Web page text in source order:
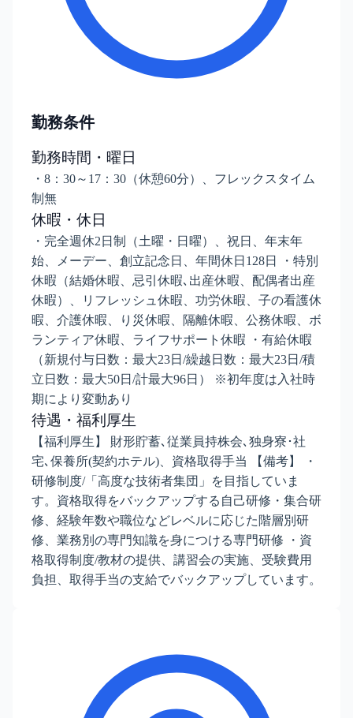
勤務条件
勤務時間・曜日
・8：30～17：30（休憩60分）、フレックスタイム
制無
休暇・休日
・完全週休2日制（土曜・日曜）、祝日、年末年
始、メーデー、創立記念日、年間休日128日 ・特別
休暇（結婚休暇、忌引休暇､出産休暇、配偶者出産
休暇）、リフレッシュ休暇、功労休暇、子の看護休
暇、介護休暇、り災休暇、隔離休暇、公務休暇、ボ
ランティア休暇、ライフサポート休暇 ・有給休暇
（新規付与日数：最大23日/繰越日数：最大23日/積
立日数：最大50日/計最大96日） ※初年度は入社時
期により変動あり
待遇・福利厚生
【福利厚生】 財形貯蓄､従業員持株会､独身寮･社
宅､保養所(契約ホテル)、資格取得手当 【備考】 ・
研修制度/「高度な技術者集団」を目指していま
す。資格取得をバックアップする自己研修・集合研
修、経験年数や職位などレベルに応じた階層別研
修、業務別の専門知識を身につける専門研修 ・資
格取得制度/教材の提供、講習会の実施、受験費用
負担、取得手当の支給でバックアップしています。